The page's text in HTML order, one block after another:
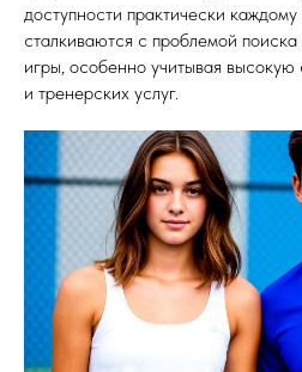
доступности практически
сталкиваются с проблемой
игры, особенно учитывая
и тренерских услуг.